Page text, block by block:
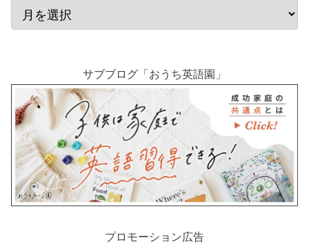
サブブログ「おうち英語園」
プロモーション広告